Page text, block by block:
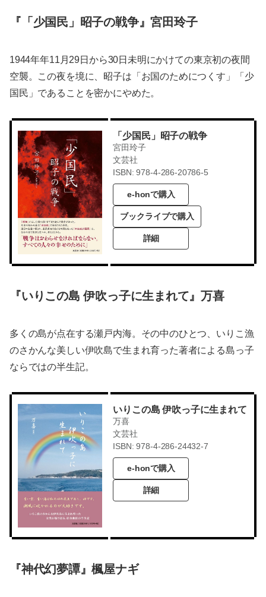
『「少国民」昭子の戦争』宮田玲子
1944年年11月29日から30日未明にかけての東京初の夜間
空襲。この夜を境に、昭子は「お国のためにつくす」「少
国民」であることを密かにやめた。
「少国民」昭子の戦争
宮田玲子
文芸社
ISBN: 978-4-286-20786-5
e-honで購入
ブックライブで購入
詳細
『いりこの島 伊吹っ子に生まれて』万喜
多くの島が点在する瀬戸内海。その中のひとつ、いりこ漁
のさかんな美しい伊吹島で生まれ育った著者による島っ子
ならではの半生記。
いりこの島 伊吹っ子に生まれて
万喜
文芸社
ISBN: 978-4-286-24432-7
e-honで購入
詳細
『神代幻夢譚』楓屋ナギ